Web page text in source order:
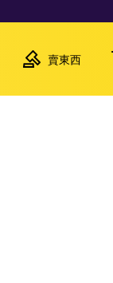
賣東西